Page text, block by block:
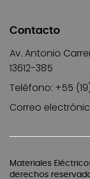
Materiales
derechos
Contacto
Av. Antonio
13612-385
Teléfono: +55
Correo